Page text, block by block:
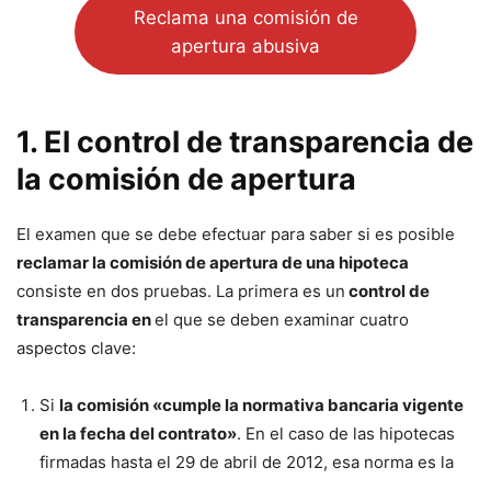
Reclama una comisión de
apertura abusiva
1. El control de transparencia de
la comisión de apertura
El examen que se debe efectuar para saber si es posible
reclamar la comisión de apertura de una hipoteca
consiste en dos pruebas. La primera es un control de
transparencia enel que se deben examinar cuatro
aspectos clave:
Si la comisión «cumple la normativa bancaria vigente
en la fecha del contrato». En el caso de las hipotecas
firmadas hasta el 29 de abril de 2012, esa norma es la